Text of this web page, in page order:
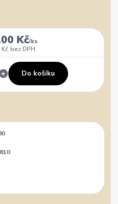
Kč/ks
Kč bez DPH
Do košíku